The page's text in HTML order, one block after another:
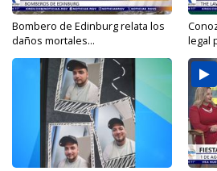
Bombero de Edinburg relata los
daños mortales...
legal